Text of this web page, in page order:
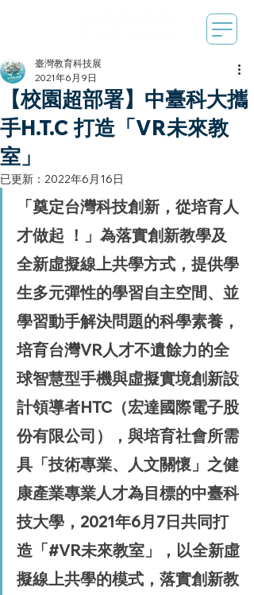
【校園超部署】中臺科大攜
手H.T.C 打造「VR未來教
室」
臺灣教育科技展
2021年6月9日
已更新： 2022年6月16日
「奠定台灣科技創新，從培育人
才做起 ！」為落實創新教學及
全新虛擬線上共學方式，提供學
生多元彈性的學習自主空間、並
學習動手解決問題的科學素養，
培育台灣VR人才不遺餘力的全
球智慧型手機與虛擬實境創新設
計領導者HTC（宏達國際電子股
份有限公司），與培育社會所需
具「技術專業、人文關懷」之健
康產業專業人才為目標的中臺科
技大學，2021年6月7日共同打
造「#VR未來教室」，以全新虛
擬線上共學的模式，落實創新教